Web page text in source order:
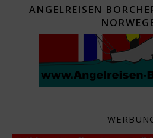
ANGELREISEN